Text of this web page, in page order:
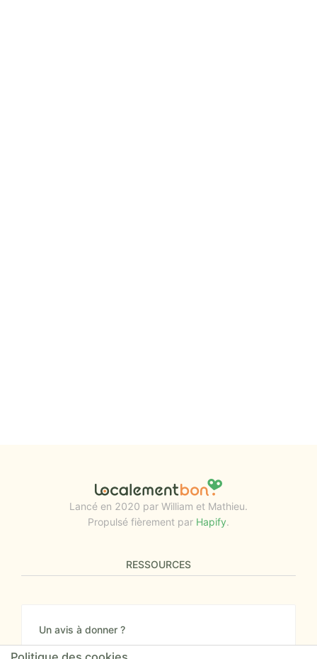
Lancé en 2020 par William et Mathieu.
Propulsé fièrement par Hapify.
RESSOURCES
Un avis à donner ?
Donnez nous votre avis sur le site ou proposez